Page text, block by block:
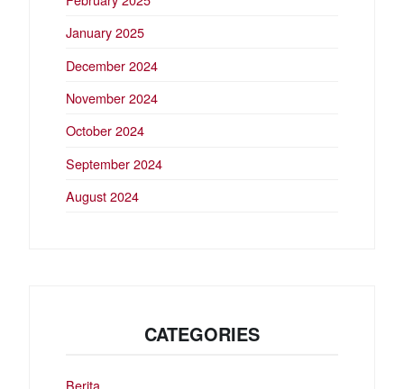
January 2025
December 2024
November 2024
October 2024
September 2024
August 2024
CATEGORIES